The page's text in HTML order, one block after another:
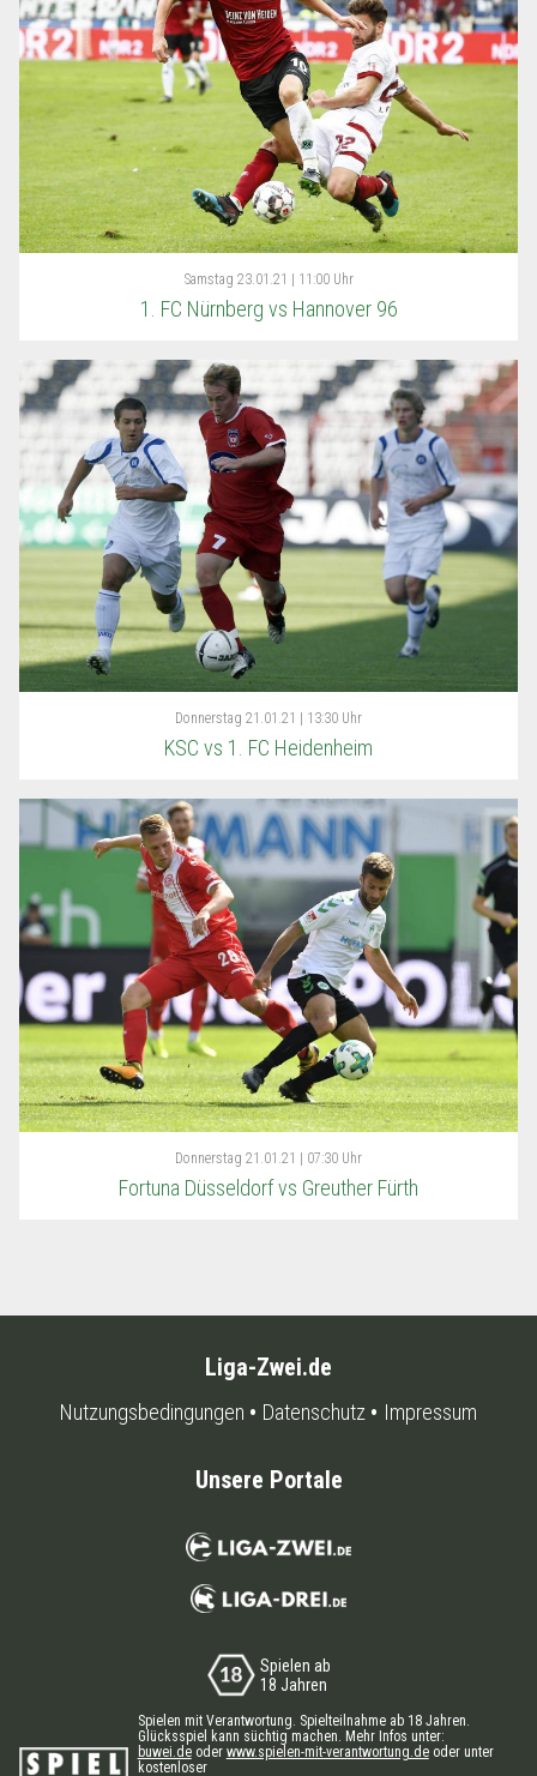
Samstag 23.01.21 | 11:00 Uhr
1. FC Nürnberg vs Hannover 96
Donnerstag 21.01.21 | 13:30 Uhr
KSC vs 1. FC Heidenheim
Donnerstag 21.01.21 | 07:30 Uhr
Fortuna Düsseldorf vs Greuther Fürth
Liga-Zwei.de
Nutzungsbedingungen Datenschutz Impressum
Unsere Portale
Spielen ab
18 Jahren
Spielen mit Verantwortung. Spielteilnahme ab 18 Jahren.
Glücksspiel kann süchtig machen. Mehr Infos unter:
buwei.deoder www.spielen-mit-verantwortung.deoder unter
kostenloser